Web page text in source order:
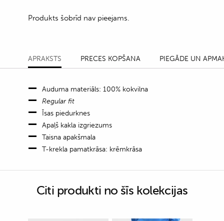
Produkts šobrīd nav pieejams.
APRAKSTS PRECES KOPŠANA PIEGĀDE UN
Auduma materiāls: 100% kokvilna
Regular fit
Īsas piedurknes
Apaļš kakla izgriezums
Taisna apakšmala
T-krekla pamatkrāsa: krēmkrāsa
Citi produkti no šīs kolekcijas